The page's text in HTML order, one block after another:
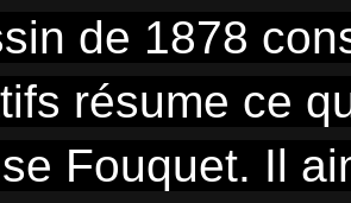
de 1878
résume ce
Fouquet. Il